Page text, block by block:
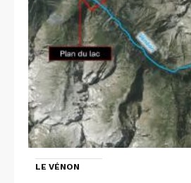
LE VÉNON